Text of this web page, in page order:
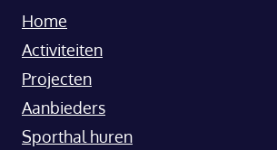
Home
Activiteiten
Projecten
Aanbieders
Sporthal huren